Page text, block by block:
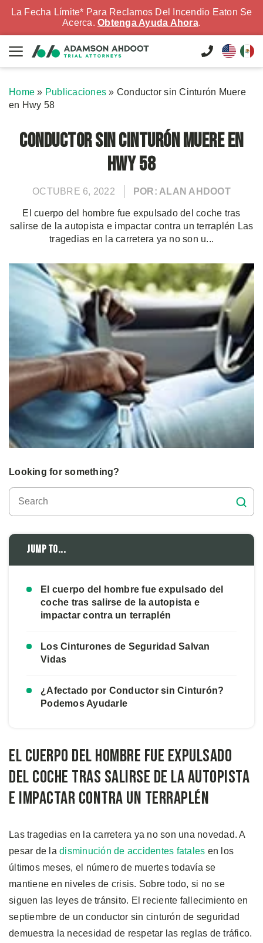
La Fecha Límite* Para Reclamos Del Incendio Eaton Se
Acerca. Obtenga Ayuda Ahora.
Home » Publicaciones » Conductor sin Cinturón Muere
en Hwy 58
Conductor sin Cinturón Muere en
Hwy 58
OCTUBRE 6, 2022 POR: ALAN AHDOOT
El cuerpo del hombre fue expulsado del coche tras
salirse de la autopista e impactar contra un terraplén Las
tragedias en la carretera ya no son u...
Looking for something?
Jump to...
El cuerpo del hombre fue expulsado del
coche tras salirse de la autopista e
impactar contra un terraplén
Los Cinturones de Seguridad Salvan
Vidas
¿Afectado por Conductor sin Cinturón?
Podemos Ayudarle
El cuerpo del hombre fue expulsado
del coche tras salirse de la autopista
e impactar contra un terraplén
Las tragedias en la carretera ya no son una novedad. A
pesar de la disminución de accidentes fatales en los
últimos meses, el número de muertes todavía se
mantiene en niveles de crisis. Sobre todo, si no se
siguen las leyes de tránsito. El reciente fallecimiento en
septiembre de un conductor sin cinturón de seguridad
demuestra la necesidad de respetar las reglas de tráfico.